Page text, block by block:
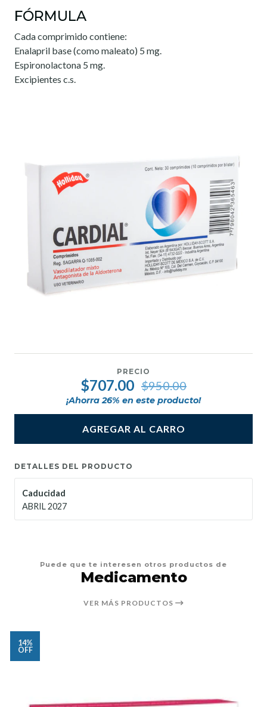
FÓRMULA
Cada comprimido contiene:
Enalapril base (como maleato) 5 mg.
Espironolactona 5 mg.
Excipientes c.s.
PRECIO
$707.00 $950.00
¡Ahorra 26% en este producto!
AGREGAR AL CARRO
DETALLES DEL PRODUCTO
Caducidad
ABRIL 2027
Puede que te interesen otros productos de
Medicamento
VER MÁS PRODUCTOS
14%
OFF